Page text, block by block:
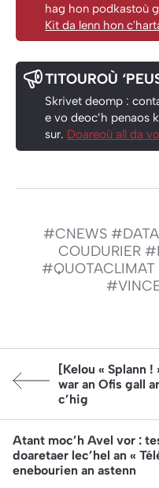
hag hon podkastoù
Kit da lenn hon
TITOUROÙ
Skrivet deomp :
e vo deoc’h penaos
sur. Doareoù all da
#CNEWS
COUDURIER
#QUOTACLIMAT
Article
[Kelou « Splann
war an Ofis gall
c’hig
Article suivant:
Atant moc’h Avel vor :
doaretaer lec’hel an «
enebourien an astenn